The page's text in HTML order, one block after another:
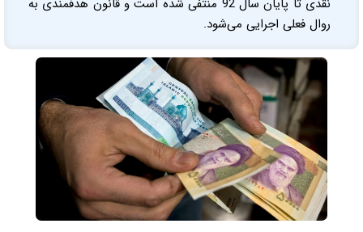
نقدی تا پایان سال 92 منتفی شده است و قانون هدفمندی به
روال فعلی اجرایی می‌شود.